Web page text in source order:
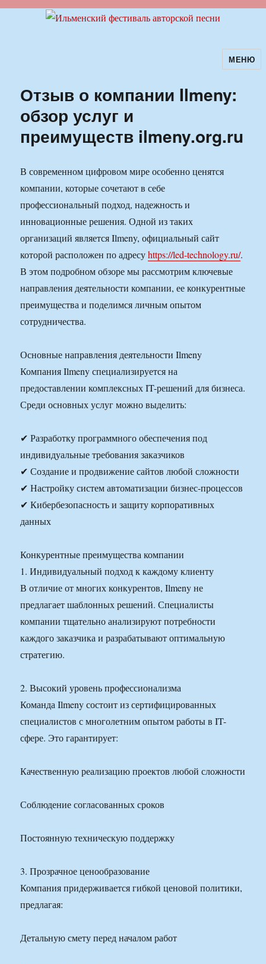
Ильменский фестиваль авторскойМЕНЮ
Отзыв о компании Ilmeny:
обзор услуг и
преимуществ ilmeny.org.ru
В современном цифровом мире особенно ценятся
компании, которые сочетают в себе
профессиональный подход, надежность и
инновационные решения. Одной из таких
организаций является Ilmeny, официальный сайт
которой расположен по адресуhttps://led-technology.ru/.
В этом подробном обзоре мы рассмотрим ключевые
направления деятельности компании, ее конкурентные
преимущества и поделимся личным опытом
сотрудничества.
Основные направления деятельности Ilmeny
Компания Ilmeny специализируется на
предоставлении комплексных IT-решений для бизнеса.
Среди основных услуг можно выделить:
✔ Разработку программного обеспечения под
индивидуальные требования заказчиков
✔ Создание и продвижение сайтов любой сложности
✔ Настройку систем автоматизации бизнес-процессов
✔ Кибербезопасность и защиту корпоративных
данных
Конкурентные преимущества компании
1. Индивидуальный подход к каждому клиенту
В отличие от многих конкурентов, Ilmeny не
предлагает шаблонных решений. Специалисты
компании тщательно анализируют потребности
каждого заказчика и разрабатывают оптимальную
стратегию.
2. Высокий уровень профессионализма
Команда Ilmeny состоит из сертифицированных
специалистов с многолетним опытом работы в IT-
сфере. Это гарантирует:
Качественную реализацию проектов любой сложности
Соблюдение согласованных сроков
Постоянную техническую поддержку
3. Прозрачное ценообразование
Компания придерживается гибкой ценовой политики,
предлагая:
Детальную смету перед началом работ